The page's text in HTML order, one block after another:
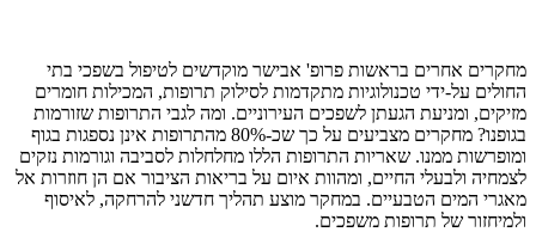
מחקרים אחרים בראשות פרופ' אבישר מוקדשים לטיפול בשפכי בתי
החולים על-ידי טכנולוגיות מתקדמות לסילוק תרופות, המכילות חומרים
מזיקים, ומניעת הגעתן לשפכים העירוניים. ומה לגבי התרופות שזורמות
בגופנו? מחקרים מצביעים על כך שכ-80% מהתרופות אינן נספגות בגוף
ומופרשות ממנו. שאריות התרופות הללו מחלחלות לסביבה וגורמות נזקים
לצמחיה ולבעלי החיים, ומהוות איום על בריאות הציבור אם הן חוזרות אל
מאגרי המים הטבעיים. במחקר מוצע תהליך חדשני להרחקה, לאיסוף
ולמיחזור של תרופות משפכים.